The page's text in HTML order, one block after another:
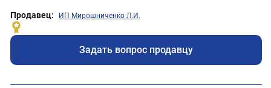
Продавец: ИП Мирошниченко Л.И.
Задать вопрос продавцу